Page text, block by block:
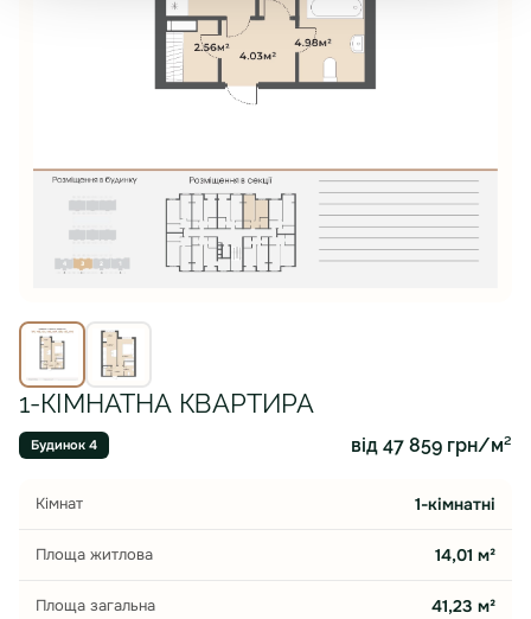
1-КІМНАТНА КВАРТИРА
Будинок 4 від 47 859 грн/м²
Кімнат 1-кімнатні
Площа житлова 14,01 м²
Площа загальна 41,23 м²